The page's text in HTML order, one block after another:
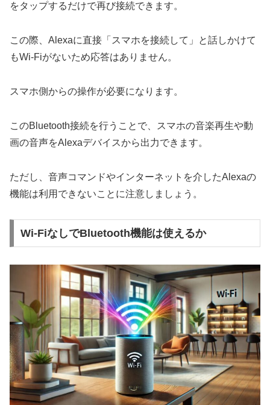
をタップするだけで再び接続できます。
この際、Alexaに直接「スマホを接続して」と話しかけて
もWi-Fiがないため応答はありません。
スマホ側からの操作が必要になります。
このBluetooth接続を行うことで、スマホの音楽再生や動
画の音声をAlexaデバイスから出力できます。
ただし、音声コマンドやインターネットを介したAlexaの
機能は利用できないことに注意しましょう。
Wi-FiなしでBluetooth機能は使えるか